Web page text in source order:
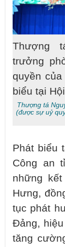
Thượng
trưởng
quyền
biểu tại
Thượng tá
(được sự uỷ
Phát biểu
Công an
những
Hưng,
tục phát
Đảng,
tăng